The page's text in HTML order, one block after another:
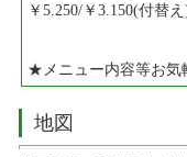
￥5.250/￥3.150(付替
★メニュー内容等お気
地図